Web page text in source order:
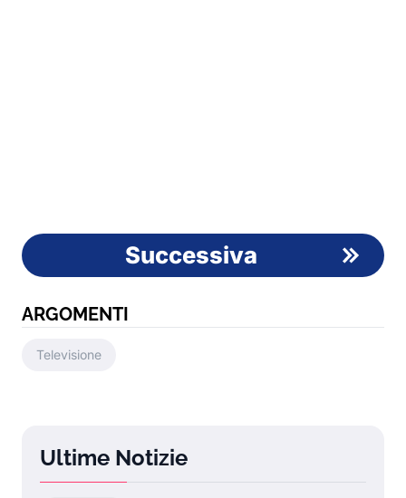
Successiva
ARGOMENTI
Televisione
Ultime Notizie